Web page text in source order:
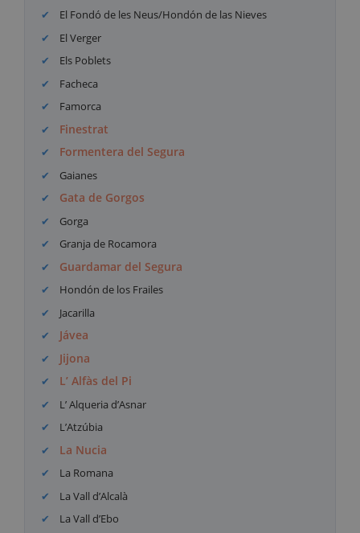
El Fondó de les Neus/Hondón de las Nieves
El Verger
Els Poblets
Facheca
Famorca
Finestrat
Formentera del Segura
Gaianes
Gata de Gorgos
Gorga
Granja de Rocamora
Guardamar del Segura
Hondón de los Frailes
Jacarilla
Jávea
Jijona
L’ Alfàs del Pi
L’ Alqueria d’Asnar
L’Atzúbia
La Nucia
La Romana
La Vall d’Alcalà
La Vall d’Ebo